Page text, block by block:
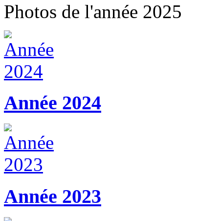
Photos de l'année 2025
Année 2024
Année 2023